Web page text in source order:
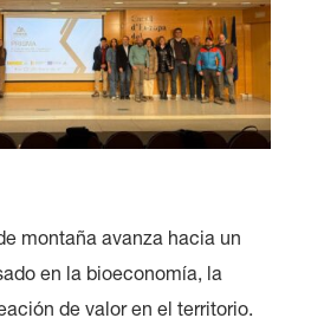
montaña avanza hacia un
en la bioeconomía, la
de valor en el territorio.